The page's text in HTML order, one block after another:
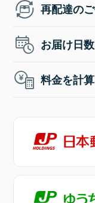
再配達の
お届け日
料金を計